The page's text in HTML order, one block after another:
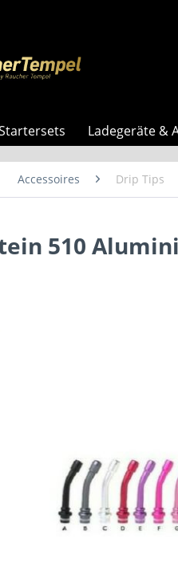
Ladegeräte &
Accessoires Drip Tips
510